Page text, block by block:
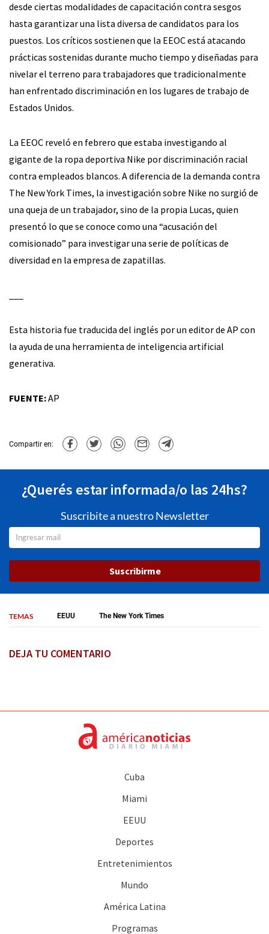
desde ciertas modalidades de capacitación contra sesgos
hasta garantizar una lista diversa de candidatos para los
puestos. Los críticos sostienen que la EEOC está atacando
prácticas sostenidas durante mucho tiempo y diseñadas para
nivelar el terreno para trabajadores que tradicionalmente
han enfrentado discriminación en los lugares de trabajo de
Estados Unidos.
La EEOC reveló en febrero que estaba investigando al
gigante de la ropa deportiva Nike por discriminación racial
contra empleados blancos. A diferencia de la demanda contra
The New York Times, la investigación sobre Nike no surgió de
una queja de un trabajador, sino de la propia Lucas, quien
presentó lo que se conoce como una “acusación del
comisionado” para investigar una serie de políticas de
diversidad en la empresa de zapatillas.
Esta historia fue traducida del inglés por un editor de AP con
la ayuda de una herramienta de inteligencia artificial
generativa.
FUENTE:AP
Compartir en:
¿Querés estar informada/o las 24hs?
Suscribite a nuestro Newsletter
Suscribirme
TEMAS EEUU The New York Times
DEJA TU COMENTARIO
Cuba
Miami
EEUU
Deportes
Entretenimientos
Mundo
América Latina
Programas